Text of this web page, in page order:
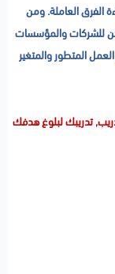
الفرق العاملة. ومن
للشركات والمؤسسات
المتطور والمتغير
تدريبك لبلوغ هدفك